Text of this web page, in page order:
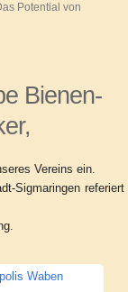
Potential von
Bienen-
Vereins ein.
Sigmaringen referiert